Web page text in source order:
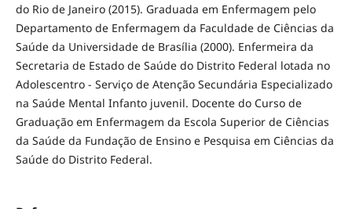
do Rio de Janeiro (2015). Graduada em Enfermagem pelo
Departamento de Enfermagem da Faculdade de Ciências da
Saúde da Universidade de Brasília (2000). Enfermeira da
Secretaria de Estado de Saúde do Distrito Federal lotada no
Adolescentro - Serviço de Atenção Secundária Especializado
na Saúde Mental Infanto juvenil. Docente do Curso de
Graduação em Enfermagem da Escola Superior de Ciências
da Saúde da Fundação de Ensino e Pesquisa em Ciências da
Saúde do Distrito Federal.